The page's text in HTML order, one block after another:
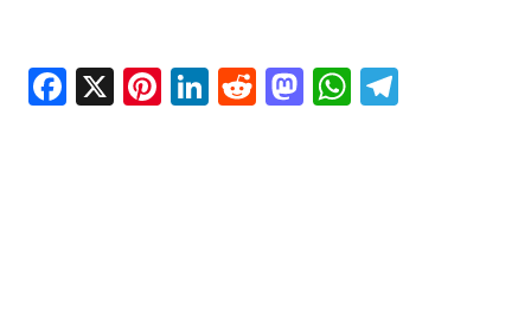
Facebook
X Pinterest
LinkedIn
Reddit
Mastodon